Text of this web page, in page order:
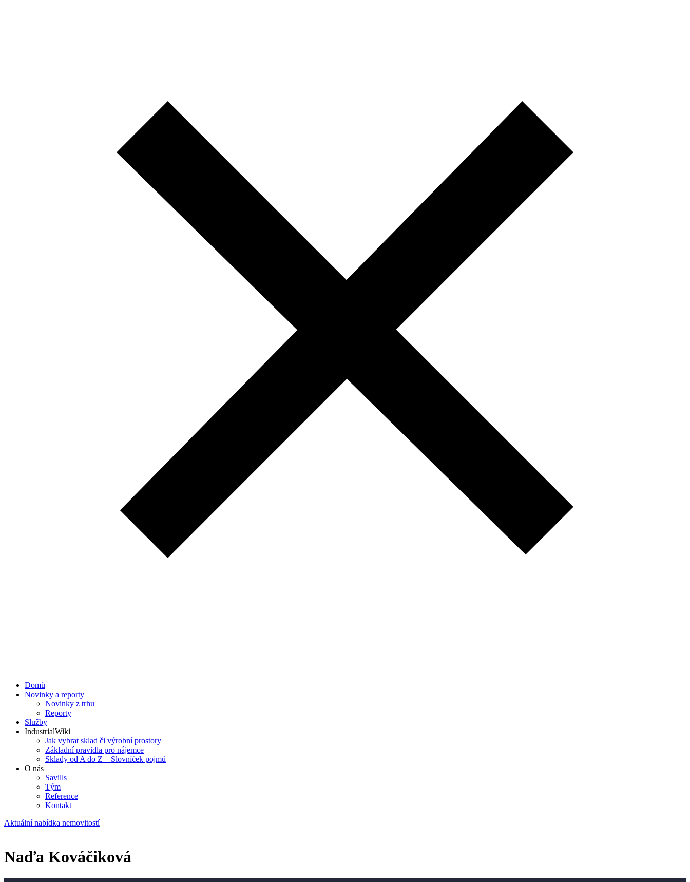
Domů
Novinky a reporty
Novinky z trhu
Reporty
Služby
IndustrialWiki
Jak vybrat sklad či výrobní prostory
Základní pravidla pro nájemce
Sklady od A do Z – Slovníček pojmů
O nás
Savills
Tým
Reference
Kontakt​
Aktuální nabídka nemovitostí
Naďa Kováčiková